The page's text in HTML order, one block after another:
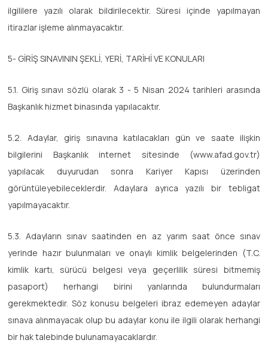
ilgililere yazılı olarak bildirilecektir. Süresi içinde yapılmayan
itirazlar işleme alınmayacaktır.
5- GİRİŞ SINAVININ ŞEKLİ, YERİ, TARİHİ VE KONULARI
5.1. Giriş sınavı sözlü olarak 3 - 5 Nisan 2024 tarihleri arasında
Başkanlık hizmet binasında yapılacaktır.
5.2. Adaylar, giriş sınavına katılacakları gün ve saate ilişkin
bilgilerini Başkanlık internet sitesinde (www.afad.gov.tr)
yapılacak duyurudan sonra Kariyer Kapısı üzerinden
görüntüleyebileceklerdir. Adaylara ayrıca yazılı bir tebligat
yapılmayacaktır.
5.3. Adayların sınav saatinden en az yarım saat önce sınav
yerinde hazır bulunmaları ve onaylı kimlik belgelerinden (T.C.
kimlik kartı, sürücü belgesi veya geçerlilik süresi bitmemiş
pasaport) herhangi birini yanlarında bulundurmaları
gerekmektedir. Söz konusu belgeleri ibraz edemeyen adaylar
sınava alınmayacak olup bu adaylar konu ile ilgili olarak herhangi
bir hak talebinde bulunamayacaklardır.